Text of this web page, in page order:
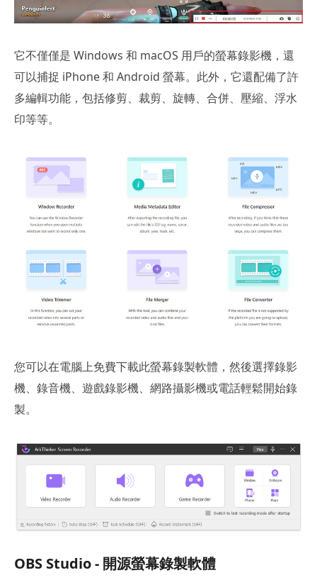
它不僅僅是 Windows 和 macOS 用戶的螢幕錄影機，還
可以捕捉 iPhone 和 Android 螢幕。此外，它還配備了許
多編輯功能，包括修剪、裁剪、旋轉、合併、壓縮、浮水
印等等。
您可以在電腦上免費下載此螢幕錄製軟體，然後選擇錄影
機、錄音機、遊戲錄影機、網路攝影機或電話輕鬆開始錄
製。
OBS Studio - 開源螢幕錄製軟體